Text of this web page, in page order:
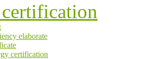
elaborate
certification